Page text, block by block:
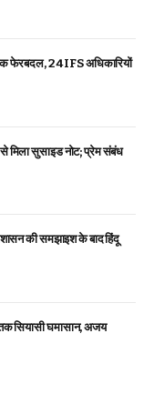
फेरबदल, 24 IFS अधिकारियों
मिला सुसाइड नोट; प्रेम संबंध
की समझाइश के बाद हिंदू
सियासी घमासान, अजय